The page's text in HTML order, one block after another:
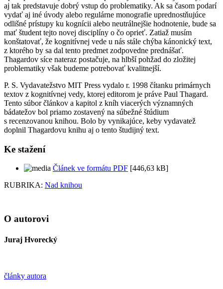
aj tak predstavuje dobrý vstup do problematiky. Ak sa časom podarí
vydať aj iné úvody alebo regulárne monografie uprednostňujúce
odlišné prístupy ku kognícii alebo neutrálnejšie hodnotenie, bude sa
mať študent tejto novej disciplíny o čo oprieť. Zatiaž musím
konštatovať, že kognitívnej vede u nás stále chýba kánonický text,
z ktorého by sa dal tento predmet zodpovedne prednášať.
Thagardov síce nateraz postačuje, na hlbší pohžad do zložitej
problematiky však budeme potrebovať kvalitnejší.
P. S. Vydavatežstvo MIT Press vydalo r. 1998 čítanku primárnych
textov z kognitívnej vedy, ktorej editorom je práve Paul Thagard.
Tento súbor článkov a kapitol z kníh viacerých významných
bádatežov bol priamo zostavený na súbežné štúdium
s recenzovanou knihou. Bolo by vynikajúce, keby vydavatež
doplnil Thagardovu knihu aj o tento študijný text.
Ke stažení
Článek ve formátu PDF [446,63 kB]
RUBRIKA: Nad knihou
O autorovi
Juraj Hvorecký
články autora